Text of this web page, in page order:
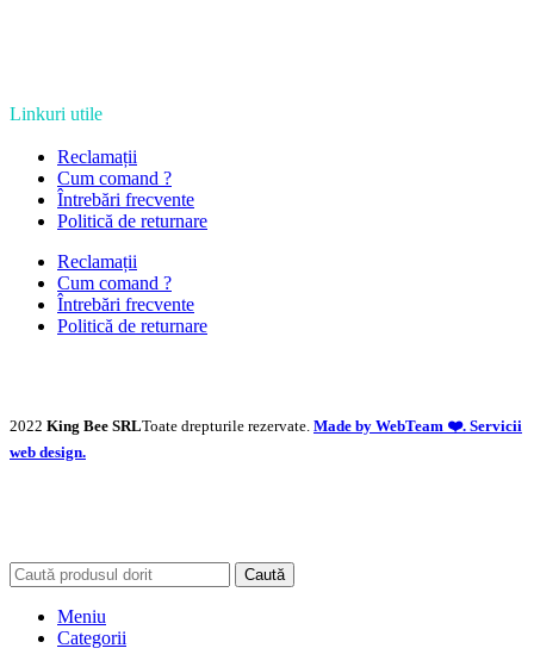
Linkuri utile
Reclamații
Cum comand ?
Întrebări frecvente
Politică de returnare
Reclamații
Cum comand ?
Întrebări frecvente
Politică de returnare
2022 King Bee SRLToate drepturile rezervate. Made by WebTeam ❤️. Servicii
web design.
Caută
Meniu
Categorii